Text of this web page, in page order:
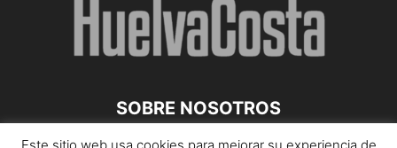
SOBRE NOSOTROS
Este sitio web usa cookies para mejorar su experiencia de